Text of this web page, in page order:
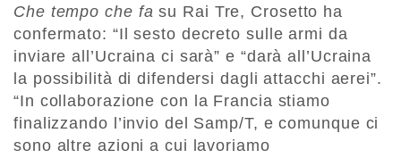
Che tempo che fa su Rai Tre, Crosetto ha
confermato: “Il sesto decreto sulle armi da
inviare all’Ucraina ci sarà” e “darà all’Ucraina
la possibilità di difendersi dagli attacchi aerei”.
“In collaborazione con la Francia stiamo
finalizzando l’invio del Samp/T, e comunque ci
sono altre azioni a cui lavoriamo